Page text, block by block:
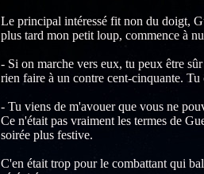
Le principal intéressé fit non du doigt,
plus tard mon petit loup, commence à
- Si on marche vers eux, tu peux être
rien faire à un contre cent-cinquante.
- Tu viens de m'avouer que vous ne
Ce n'était pas vraiment les termes de
soirée plus festive.
C'en était trop pour le combattant qui